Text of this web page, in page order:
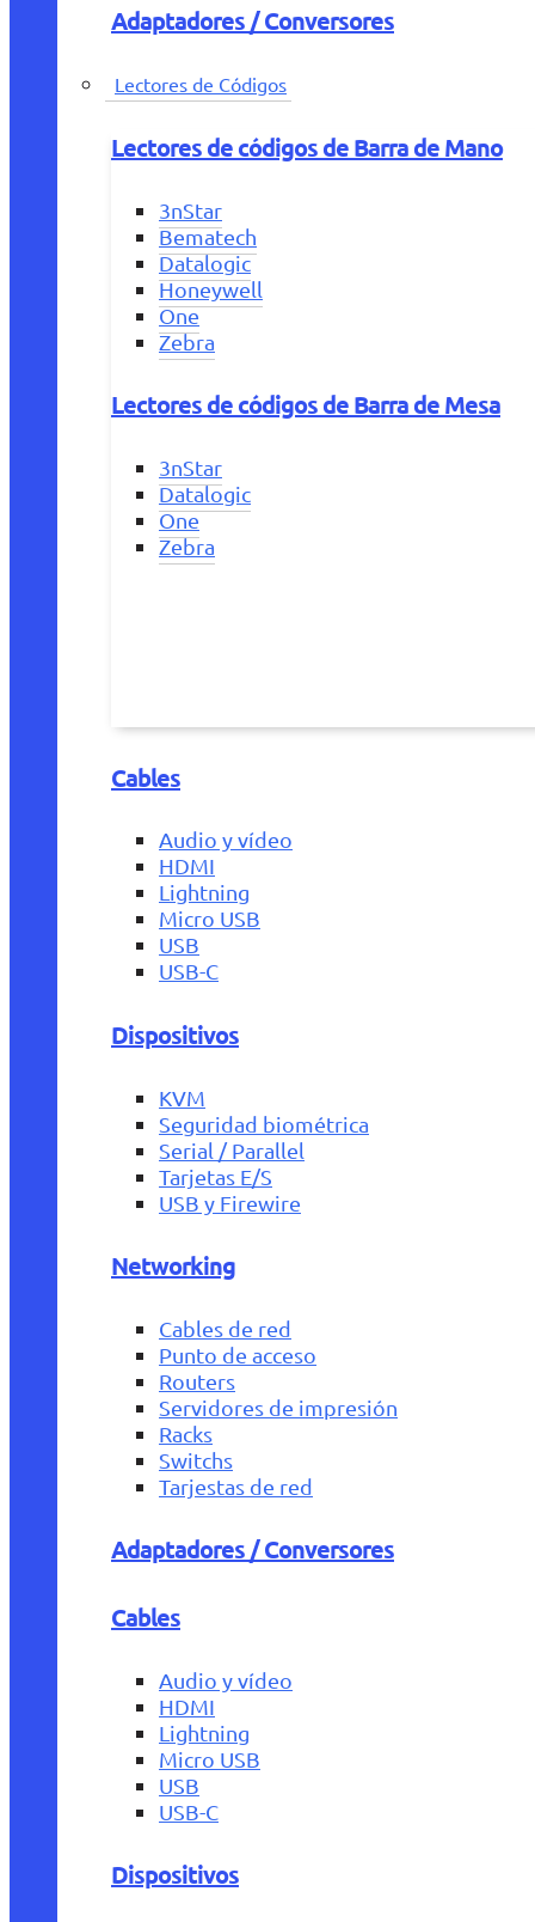
Adaptadores / Conversores
Lectores de Códigos
Lectores de códigos de Barra de Mano
3nStar
Bematech
Datalogic
Honeywell
One
Zebra
Lectores de códigos de Barra de Mesa
3nStar
Datalogic
One
Zebra
Cables
Audio y vídeo
HDMI
Lightning
Micro USB
USB
USB-C
Dispositivos
KVM
Seguridad biométrica
Serial / Parallel
Tarjetas E/S
USB y Firewire
Networking
Cables de red
Punto de acceso
Routers
Servidores de impresión
Racks
Switchs
Tarjestas de red
Adaptadores / Conversores
Cables
Audio y vídeo
HDMI
Lightning
Micro USB
USB
USB-C
Dispositivos